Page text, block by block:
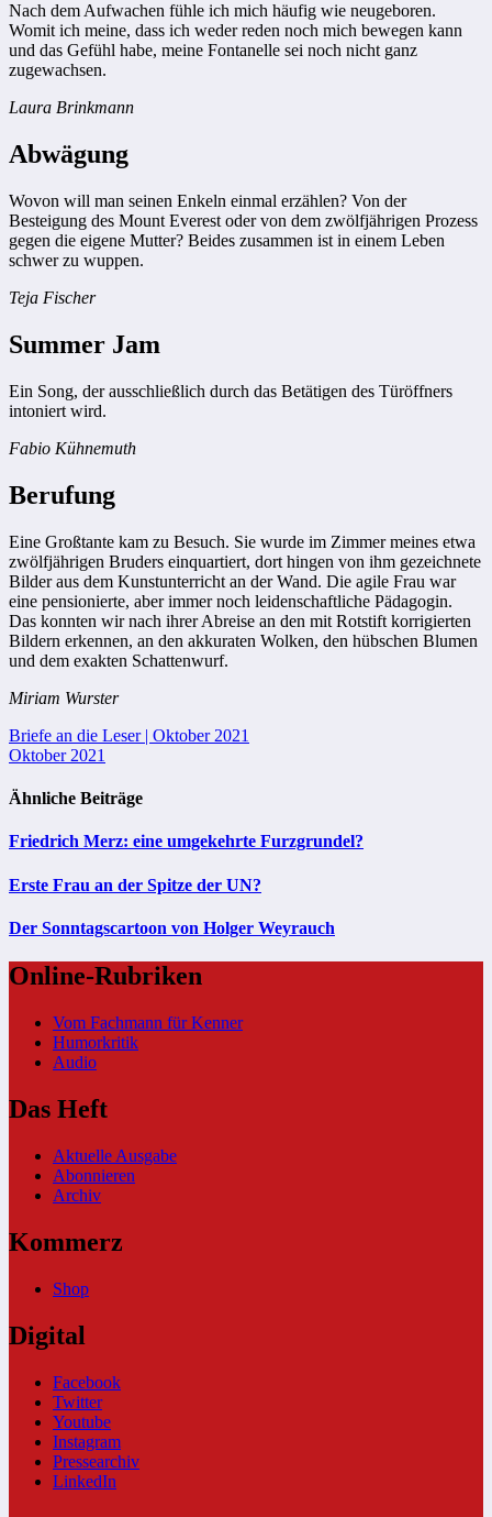
Nach dem Aufwachen fühle ich mich häufig wie neugeboren.
Womit ich meine, dass ich weder reden noch mich bewegen kann
und das Gefühl habe, meine Fontanelle sei noch nicht ganz
zugewachsen.
Laura Brinkmann
Abwägung
Wovon will man seinen Enkeln einmal erzählen? Von der
Besteigung des Mount Everest oder von dem zwölfjährigen Prozess
gegen die eigene Mutter? Beides zusammen ist in einem Leben
schwer zu wuppen.
Teja Fischer
Summer Jam
Ein Song, der ausschließlich durch das Betätigen des Türöffners
intoniert wird.
Fabio Kühnemuth
Berufung
Eine Großtante kam zu Besuch. Sie wurde im Zimmer meines etwa
zwölfjährigen Bruders einquartiert, dort hingen von ihm gezeichnete
Bilder aus dem Kunstunterricht an der Wand. Die agile Frau war
eine pensionierte, aber immer noch leidenschaftliche Pädagogin.
Das konnten wir nach ihrer Abreise an den mit Rotstift korrigierten
Bildern erkennen, an den akkuraten Wolken, den hübschen Blumen
und dem exakten Schattenwurf.
Miriam Wurster
Beitragsnavigation
Briefe an die Leser | Oktober 2021
Oktober 2021
Ähnliche Beiträge
Friedrich Merz: eine umgekehrte Furzgrundel?
Erste Frau an der Spitze der UN?
Der Sonntagscartoon von Holger Weyrauch
Online-Rubriken
Vom Fachmann für Kenner
Humorkritik
Audio
Das Heft
Aktuelle Ausgabe
Abonnieren
Archiv
Kommerz
Shop
Digital
Facebook
Twitter
Youtube
Instagram
Pressearchiv
LinkedIn